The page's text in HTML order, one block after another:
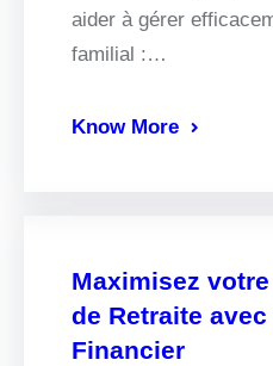
aider à gérer
familial :…
Know More
Maximisez
de Retraite
Financier